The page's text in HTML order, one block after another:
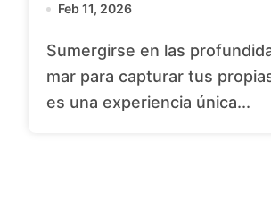
Feb 11, 2026
Sumergirse en las profundidades del
mar para capturar tus
es una experiencia única...